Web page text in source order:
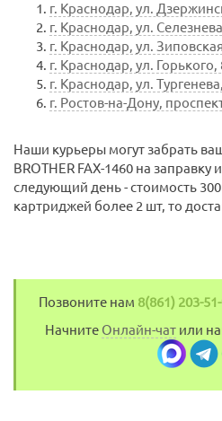
г. Краснодар, ул.
г. Краснодар, ул.
г. Краснодар, ул.
г. Краснодар, ул. Горького,
г. Краснодар, ул.
г. Ростов-на-Дону,
Наши курьеры могут забрать
BROTHER FAX-1460 на
следующий день - стоимость
картриджей более 2 шт, то
Позвоните нам 8(861) 203-
Начните Онлайн-чат или